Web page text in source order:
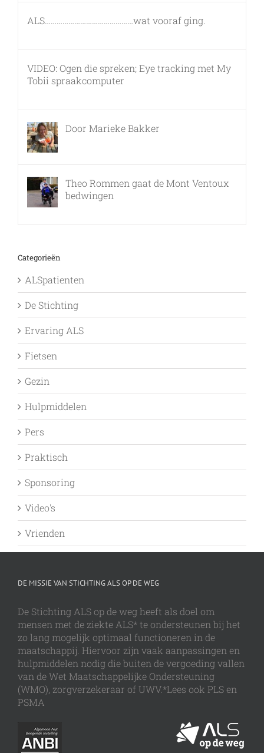
ALS………………………………………wat vooraf ging.
VIDEO: Ogen die spreken; Eye tracking met My
Tobii spraakcomputer
Door Marieke Bakker
Theo Rommen gaat de Mont Ventoux
bedwingen
Categorieën
ALSpatienten
De Stichting
Ervaring ALS
Fietsen
Gezin
Hulpmiddelen
Pers
Praktisch
Sponsoring
Video's
Vrienden
DE MISSIE VAN STICHTING ALS OP DE WEG
De Stichting ALS op de weg heeft als doel om
mensen met de ziekte ALS* te ondersteunen bij het
zo lang mogelijk optimaal functioneren in de
maatschappij. Hiervoor zijn vaak aanpassingen en
hulpmiddelen nodig die buiten de vergoeding vallen
van de Wet Maatschappelijke Ondersteuning
(WMO), zorgverzekeraar of UWV.*Lees ook PLS en
PSMA